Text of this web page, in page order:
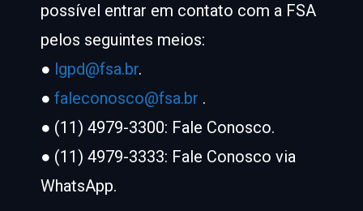
possível entrar em contato com a FSA
pelos seguintes meios:
● lgpd@fsa.br.
● faleconosco@fsa.br .
● (11) 4979-3300: Fale Conosco.
● (11) 4979-3333: Fale Conosco via
WhatsApp.